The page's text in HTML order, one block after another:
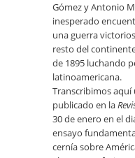
Gómez y Antonio
inesperado
una guerra
resto del
de 1895 luchando
latinoamericana.
Transcribimos aquí
publicado en la
30 de enero en el
ensayo
cernía sobre